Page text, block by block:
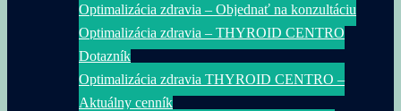
Optimalizácia zdravia – Objednať na konzultáciu
Optimalizácia zdravia – THYROID CENTRO
Dotazník
Optimalizácia zdravia THYROID CENTRO –
Aktuálny cenník